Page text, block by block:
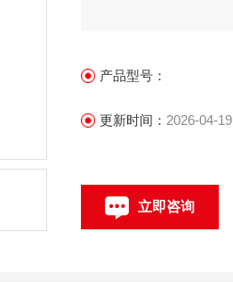
产品型号：
更新时间： 2026-04-19
立即咨询